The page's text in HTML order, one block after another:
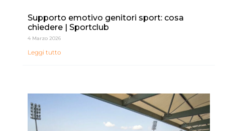
Supporto emotivo genitori sport: cosa
chiedere | Sportclub
4 Marzo 2026
Leggi tutto